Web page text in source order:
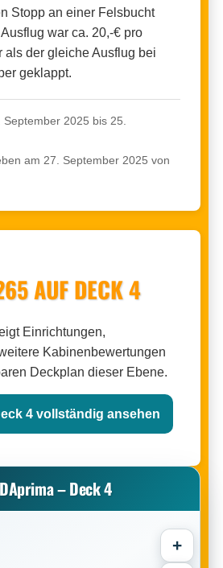
Stopp an einer Felsbucht
war ca. 20,-€ pro
als der gleiche Ausflug bei
geklappt.
2025 bis 25.
am 27. September 2025 von
AUF DECK 4
Einrichtungen,
Kabinenbewertungen
Deckplan dieser Ebene.
4 vollständig ansehen
– Deck 4
+